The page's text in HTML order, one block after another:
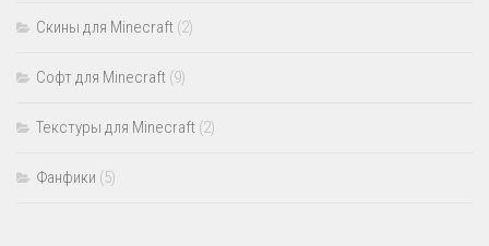
Скины для Minecraft (2)
Софт для Minecraft (9)
Текстуры для Minecraft (2)
Фанфики (5)